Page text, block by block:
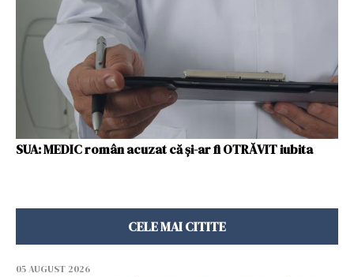
SUA: MEDIC român acuzat că și-ar fi OTRĂVIT iubita
CELE MAI CITITE
05 AUGUST 2026